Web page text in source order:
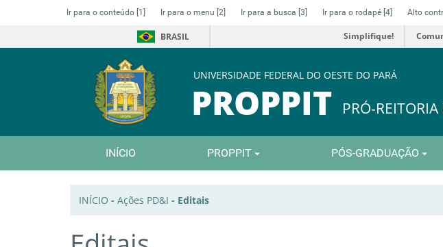
Ir para o conteúdo [1] Ir para o menu [2] Ir para a busca [3] Ir para o rodapé [4] Alto
BRASIL Simplifique!
UNIVERSIDADE FEDERAL DO OESTE DO PARÁ
PROPPIT PRÓ-
INÍCIO PROPPIT PÓS-GRADUAÇÃO
INÍCIO - Ações PD&I - Editais